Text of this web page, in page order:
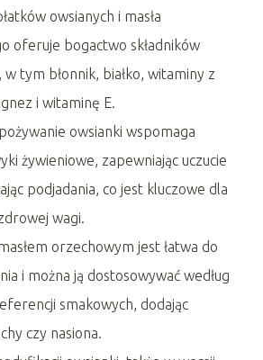
owsianych i masła
oferuje bogactwo składników
w tym błonnik, białko, witaminy z
i witaminę E.
owsianki wspomaga
żywieniowe, zapewniając uczucie
podjadania, co jest kluczowe dla
wagi.
orzechowym jest łatwa do
i można ją dostosowywać według
smakowych, dodając
czy nasiona.